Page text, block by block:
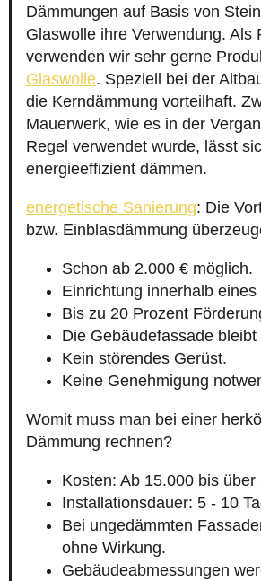
Dämmungen auf Basis von
Glaswolle ihre Verwendung. Als
verwenden wir sehr gerne
Glaswolle. Speziell bei der
die Kerndämmung vorteilhaft.
Mauerwerk, wie es in der
Regel verwendet wurde, lässt
energieeffizient dämmen.
energetische Sanierung: Die
bzw. Einblasdämmung
Schon ab 2.000 € möglich.
Einrichtung innerhalb eines
Bis zu 20 Prozent
Die Gebäudefassade bleibt
Kein störendes Gerüst.
Keine Genehmigung
Womit muss man bei einer
Dämmung rechnen?
Kosten: Ab 15.000 bis über
Installationsdauer: 5 - 10
Bei ungedämmten
ohne Wirkung.
Gebäudeabmessungen